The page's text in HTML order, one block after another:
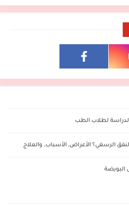
لطلاب الطب
الرسغي؟ الأعراض, الأسباب, والعلاج
البويضة